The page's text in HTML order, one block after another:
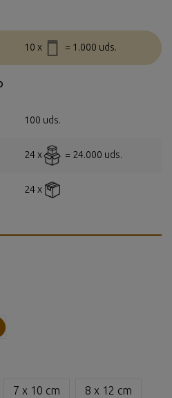
10 x = 1.000 uds.
100 uds.
24 x = 24.000 uds.
24 x
7 x 10 cm 8 x 12 cm